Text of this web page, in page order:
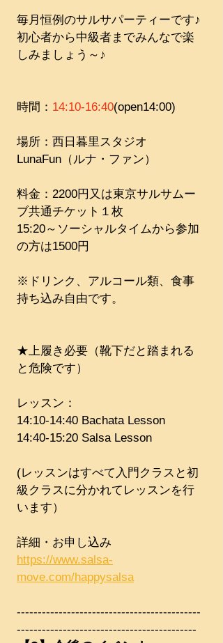
毎月恒例のサルサパーティーです♪
初心者から中級者までみんなで楽
しみましょう～♪
時間： 14:10-16:40(open14:00)
場所：西日暮里スタジオ
LunaFun（ルナ・ファン）​​
料金：2200円又は東京サルサムー
ブ共通チケット１枚
15:20～ソーシャルタイムから参加
の方は1500円
※ドリンク、アルコール類、食事
持ち込み自由です。
★上履き必要（靴下だと踏まれる
と危険です）
レッスン：
14:10-14:40 Bachata Lesson
14:40-15:20 Salsa Lesson
(レッスンはすべて入門クラスと初
級クラスに分かれてレッスンを行
います）
詳細・お申し込み
https://www.salsa-
move.com/happysalsa
--------------------------------------------
-------------------------------------------